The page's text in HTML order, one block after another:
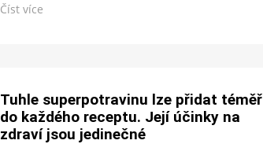
Číst více
Tuhle superpotravinu lze přidat téměř
do každého receptu. Její účinky na
zdraví jsou jedinečné